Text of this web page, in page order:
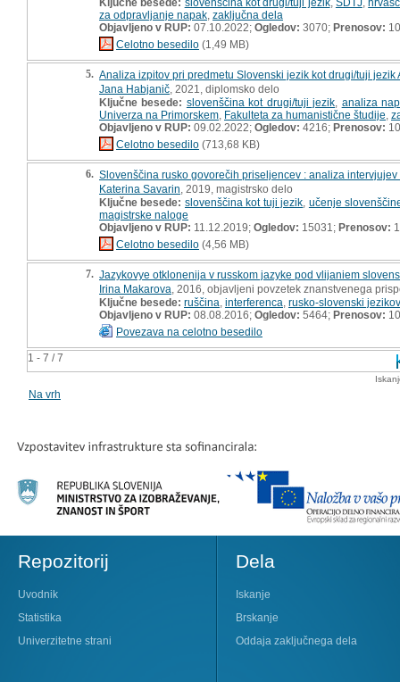
1 - 7 / 7
za odpravljanje napak zaključna dela
Objavljeno v RUP: 07.10.2022; Ogledov: 3070; Prenosov:
Celotno besedilo (1,49 MB)
5. Analiza izpitov pri predmetu Slovenski jezik kot drugi/tuji jezik
Jana Habjanič , 2021, diplomsko delo
Ključne besede: slovenščina kot drugi/tuji jezik analiza
Univerza na Primorskem Fakulteta za humanistične študije
Objavljeno v RUP: 09.02.2022; Ogledov: 4216; Prenosov:
Celotno besedilo (713,68 KB)
6. Slovenščina rusko govorečih priseljencev : analiza
Katerina Savarin , 2019, magistrsko delo
Ključne besede: slovenščina kot tuji jezik učenje
magistrske naloge
Objavljeno v RUP: 11.12.2019; Ogledov: 15031; Prenosov:
Celotno besedilo (4,56 MB)
7. Jazykovye otklonenija v russkom jazyke pod vlijaniem
Irina Makarova , 2016, objavljeni povzetek znanstvenega
Ključne besede: ruščina interferenca rusko-slovenski
Objavljeno v RUP: 08.08.2016; Ogledov: 5464; Prenosov:
Povezava na celotno besedilo
Na vrh
Repozitorij
Uvodnik
Statistika
Univerzitetne strani
Dela
Iskanje
Brskanje
Oddaja zaključnega dela